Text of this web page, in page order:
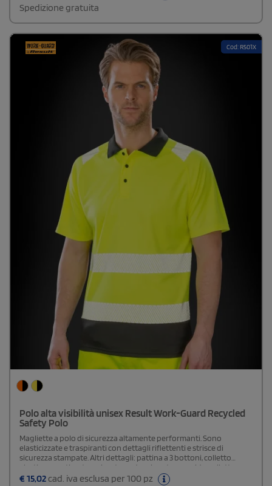
Spedizione gratuita
Cod: R501X
Polo alta visibilità unisex Result Work-Guard Recycled
Safety Polo
Magliette a polo di sicurezza altamente performanti. Sono
elasticizzate e traspiranti con dettagli riflettenti e strisce di
sicurezza stampate. Altri dettagli: pattina a 3 bottoni, colletto
elastico a costine, traspirante e ad asciugatura rapida, colletto e
orlo inferiore neri. EN ISO 20471: 2013+A1:2016 Class 2. Prodotto
€ 15,02 cad. iva esclusa per 100 pz